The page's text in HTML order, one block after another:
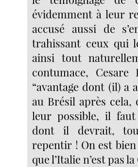
évidemment à leur
accusé aussi de
trahissant ceux qui
ainsi tout
contumace, Cesare
“avantage dont (il) a
au Brésil après cela,
leur possible, il faut
dont il devrait,
repentir ! On est
que l’Italie n’est pas